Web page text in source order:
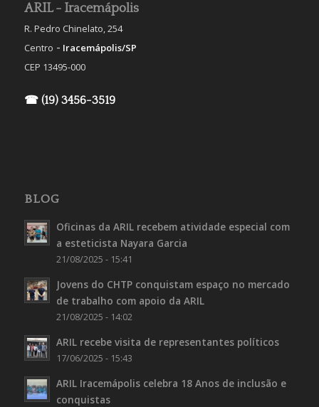
ARIL - Iracemápolis
R. Pedro Chinelato, 254
Centro - Iracemápolis/SP
CEP 13495-000
☎ (19) 3456-3519
BLOG
Oficinas da ARIL recebem atividade especial com
a esteticista Nayara Garcia
21/08/2025 - 15:41
Jovens do CHTP conquistam espaço no mercado
de trabalho com apoio da ARIL
21/08/2025 - 14:02
ARIL recebe visita de representantes políticos
17/06/2025 - 15:43
ARIL Iracemápolis celebra 18 Anos de inclusão e
conquistas